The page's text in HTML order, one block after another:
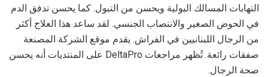
التهابات المسالك البولية ويحسن من التبول. كما يحسن تدفق الدم
في الحوض الصغير والانتصاب الجنسي. لقد ساعد هذا العلاج أكثر
من الرجال اللبنانيين في الفراش. يقدم موقع الشركة المصنعة
صفقات رائعة. تُظهر مراجعات DeltaPro على المنتديات أنه يحسن
صحة الرجال.